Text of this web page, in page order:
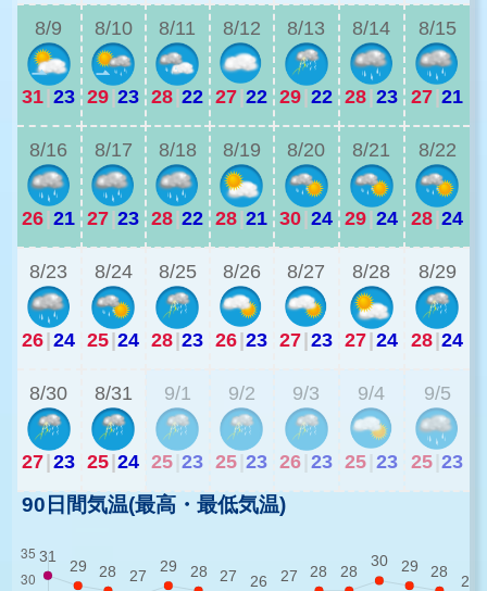
8/9
31 23
8/10
29 23
8/11
28 22
8/12
27 22
8/13
29 22
8/14
28 23
8/15
27 21
8/16
26 21
8/17
27 23
8/18
28 22
8/19
28 21
8/20
30 24
8/21
29 24
8/22
28 24
8/23
26 24
8/24
25 24
8/25
28 23
8/26
26 23
8/27
27 23
8/28
27 24
8/29
28 24
8/30
27 23
8/31
25 24
9/1
25 23
9/2
25 23
9/3
26 23
9/4
25 23
9/5
25 23
90日間気温(最高・最低気温)